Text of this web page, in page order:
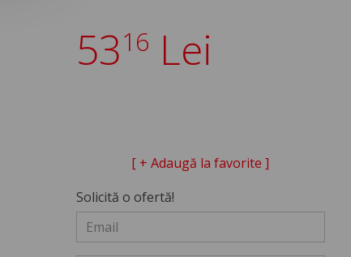
5316 Lei
[ + Adaugă la favorite ]
Solicită o ofertă!